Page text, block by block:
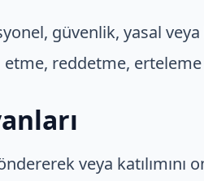
güvenlik, yasal
reddetme, erteleme
veya